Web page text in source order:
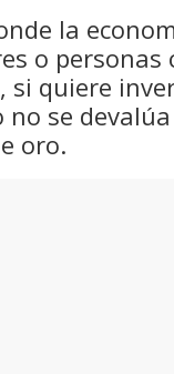
la
o
si quiere
se
oro.